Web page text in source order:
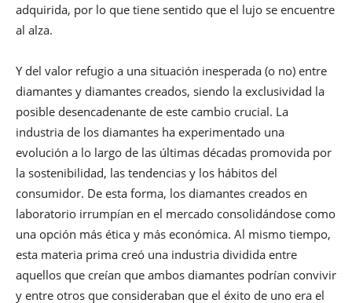
adquirida, por lo que tiene sentido que el lujo se encuentre
al alza.
Y del valor refugio a una situación inesperada (o no) entre
diamantes y diamantes creados, siendo la exclusividad la
posible desencadenante de este cambio crucial. La
industria de los diamantes ha experimentado una
evolución a lo largo de las últimas décadas promovida por
la sostenibilidad, las tendencias y los hábitos del
consumidor. De esta forma, los diamantes creados en
laboratorio irrumpían en el mercado consolidándose como
una opción más ética y más económica. Al mismo tiempo,
esta materia prima creó una industria dividida entre
aquellos que creían que ambos diamantes podrían convivir
y entre otros que consideraban que el éxito de uno era el